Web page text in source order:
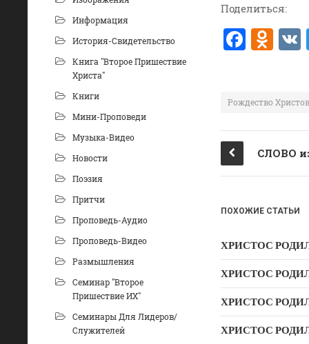
Информация
История-Свидетельство
Книга "Второе Пришествие
Христа"
Книги
Мини-Проповеди
Музыка-Видео
Новости
Поэзия
Притчи
Проповедь-Аудио
Проповедь-Видео
Размышления
Семинар "Второе
Пришествие ИХ"
Семинары Для Лидеров/
Служителей
Поделиться:
F
a
e
b
o
O
d
o
kl
a
ss
ki
Рождество
ПОХОЖИЕ СТАТЬИ
ХРИСТОС
ХРИСТОС
ХРИСТОС
ХРИСТОС